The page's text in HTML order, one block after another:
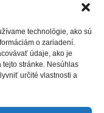
technológie, ako sú
o zariadení.
údaje, ako je
stránke. Nesúhlas
určité vlastnosti a
kdekoľvek v Európe.